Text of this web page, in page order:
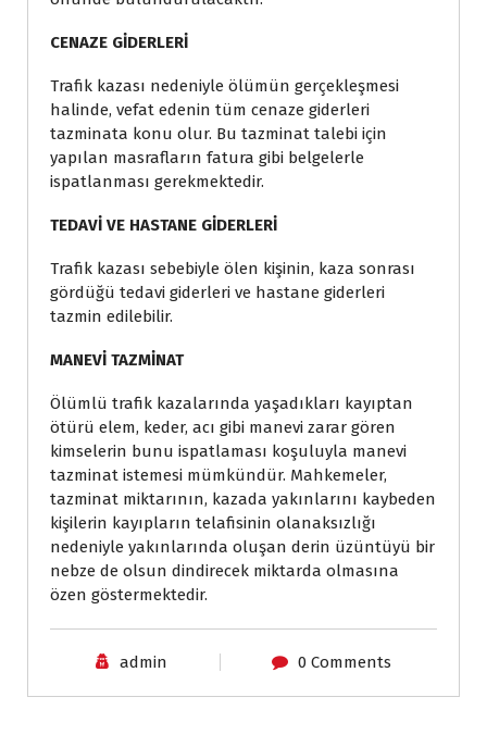
CENAZE GİDERLERİ
Trafik kazası nedeniyle ölümün gerçekleşmesi
halinde, vefat edenin tüm cenaze giderleri
tazminata konu olur. Bu tazminat talebi için
yapılan masrafların fatura gibi belgelerle
ispatlanması gerekmektedir.
TEDAVİ VE HASTANE GİDERLERİ
Trafik kazası sebebiyle ölen kişinin, kaza sonrası
gördüğü tedavi giderleri ve hastane giderleri
tazmin edilebilir.
MANEVİ TAZMİNAT
Ölümlü trafik kazalarında yaşadıkları kayıptan
ötürü elem, keder, acı gibi manevi zarar gören
kimselerin bunu ispatlaması koşuluyla manevi
tazminat istemesi mümkündür. Mahkemeler,
tazminat miktarının, kazada yakınlarını kaybeden
kişilerin kayıpların telafisinin olanaksızlığı
nedeniyle yakınlarında oluşan derin üzüntüyü bir
nebze de olsun dindirecek miktarda olmasına
özen göstermektedir.
admin 0 Comments